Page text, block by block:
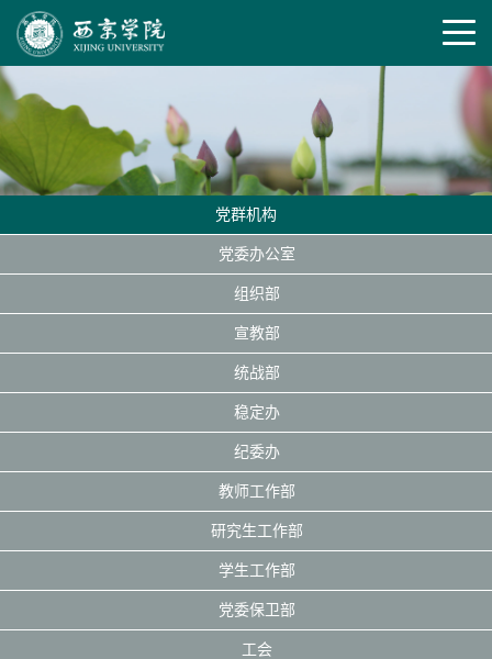
党群机构
党委办公室
组织部
宣教部
统战部
稳定办
纪委办
教师工作部
研究生工作部
学生工作部
党委保卫部
工会